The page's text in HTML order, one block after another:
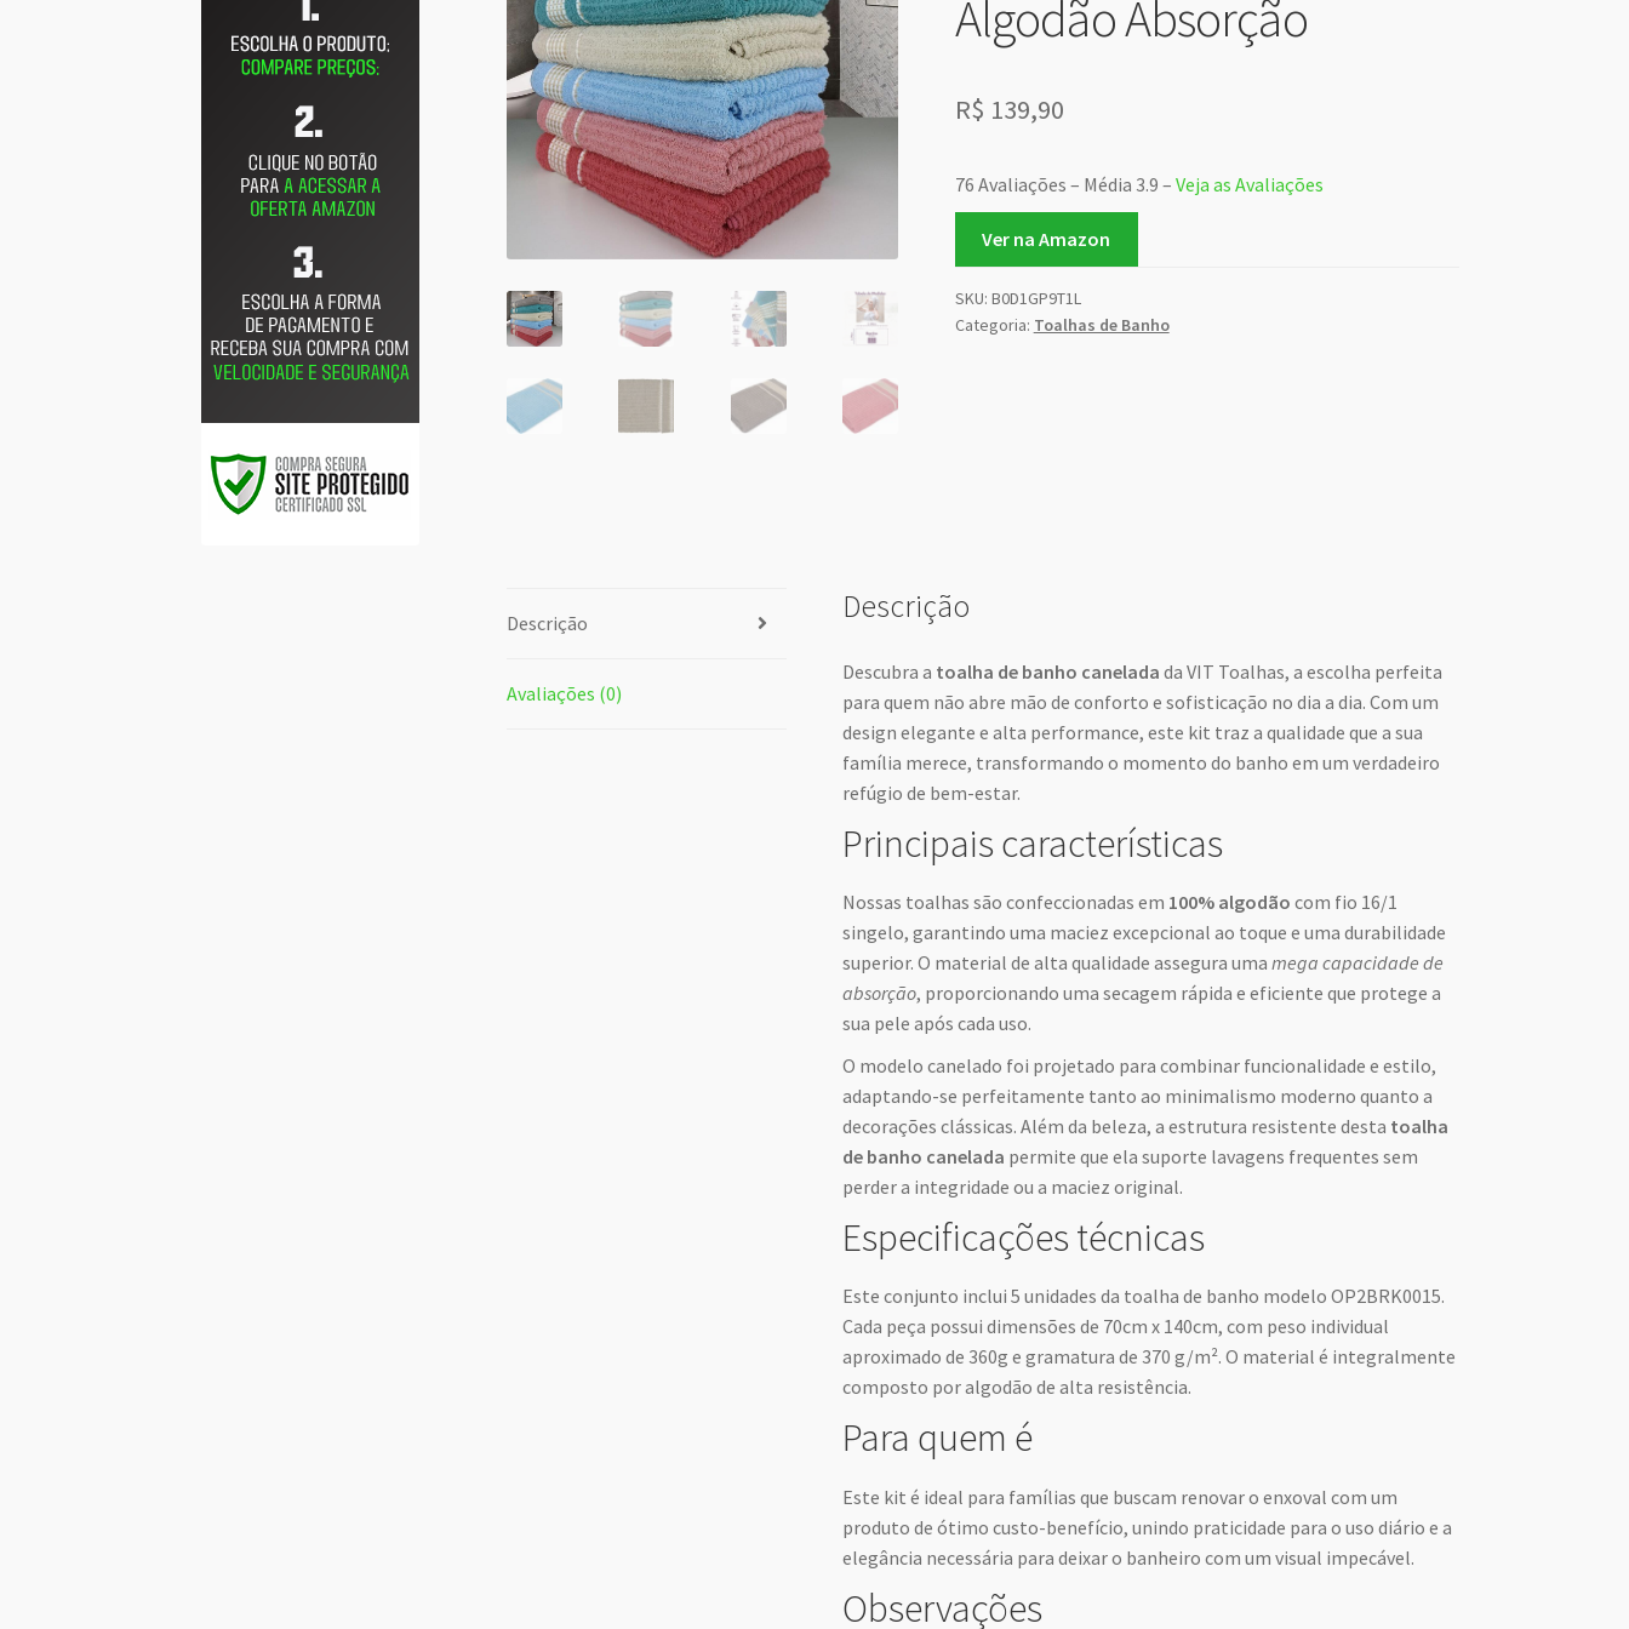
Algodão Absorção
R$ 139,90
76 Avaliações – Média 3.9 – Veja as Avaliações
Ver na Amazon
SKU: B0D1GP9T1L
Categoria: Toalhas de Banho
Descrição
Avaliações (0)
Descrição
Descubra a toalha de banho canelada da VIT Toalhas, a escolha perfeita
para quem não abre mão de conforto e sofisticação no dia a dia. Com um
design elegante e alta performance, este kit traz a qualidade que a sua
família merece, transformando o momento do banho em um verdadeiro
refúgio de bem-estar.
Principais características
Nossas toalhas são confeccionadas em 100% algodão com fio 16/1
singelo, garantindo uma maciez excepcional ao toque e uma durabilidade
superior. O material de alta qualidade assegura umamega capacidade de
absorção, proporcionando uma secagem rápida e eficiente que protege a
sua pele após cada uso.
O modelo canelado foi projetado para combinar funcionalidade e estilo,
adaptando-se perfeitamente tanto ao minimalismo moderno quanto a
decorações clássicas. Além da beleza, a estrutura resistente desta toalha
de banho canelada permite que ela suporte lavagens frequentes sem
perder a integridade ou a maciez original.
Especificações técnicas
Este conjunto inclui 5 unidades da toalha de banho modelo OP2BRK0015.
Cada peça possui dimensões de 70cm x 140cm, com peso individual
aproximado de 360g e gramatura de 370 g/m². O material é integralmente
composto por algodão de alta resistência.
Para quem é
Este kit é ideal para famílias que buscam renovar o enxoval com um
produto de ótimo custo-benefício, unindo praticidade para o uso diário e a
elegância necessária para deixar o banheiro com um visual impecável.
Observações